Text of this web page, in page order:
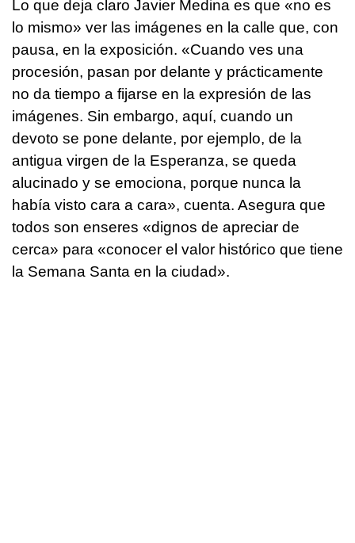
Lo que deja claro Javier Medina es que «no es
lo mismo» ver las imágenes en la calle que, con
pausa, en la exposición. «Cuando ves una
procesión, pasan por delante y prácticamente
no da tiempo a fijarse en la expresión de las
imágenes. Sin embargo, aquí, cuando un
devoto se pone delante, por ejemplo, de la
antigua virgen de la Esperanza, se queda
alucinado y se emociona, porque nunca la
había visto cara a cara», cuenta. Asegura que
todos son enseres «dignos de apreciar de
cerca» para «conocer el valor histórico que tiene
la Semana Santa en la ciudad».